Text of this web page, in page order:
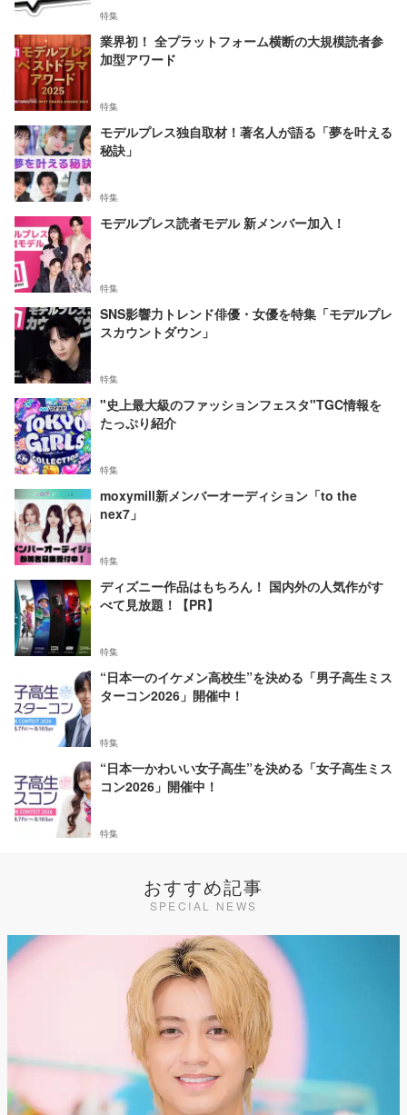
特集
業界初！ 全プラットフォーム横断の大規模読者参
加型アワード
特集
モデルプレス独自取材！著名人が語る「夢を叶える
秘訣」
特集
モデルプレス読者モデル 新メンバー加入！
特集
SNS影響力トレンド俳優・女優を特集「モデルプレ
スカウントダウン」
特集
"史上最大級のファッションフェスタ"TGC情報を
たっぷり紹介
特集
moxymill新メンバーオーディション「to the
nex7」
特集
ディズニー作品はもちろん！ 国内外の人気作がす
べて見放題！【PR】
特集
“日本一のイケメン高校生”を決める「男子高生ミス
ターコン2026」開催中！
特集
“日本一かわいい女子高生”を決める「女子高生ミス
コン2026」開催中！
特集
おすすめ記事
SPECIAL NEWS